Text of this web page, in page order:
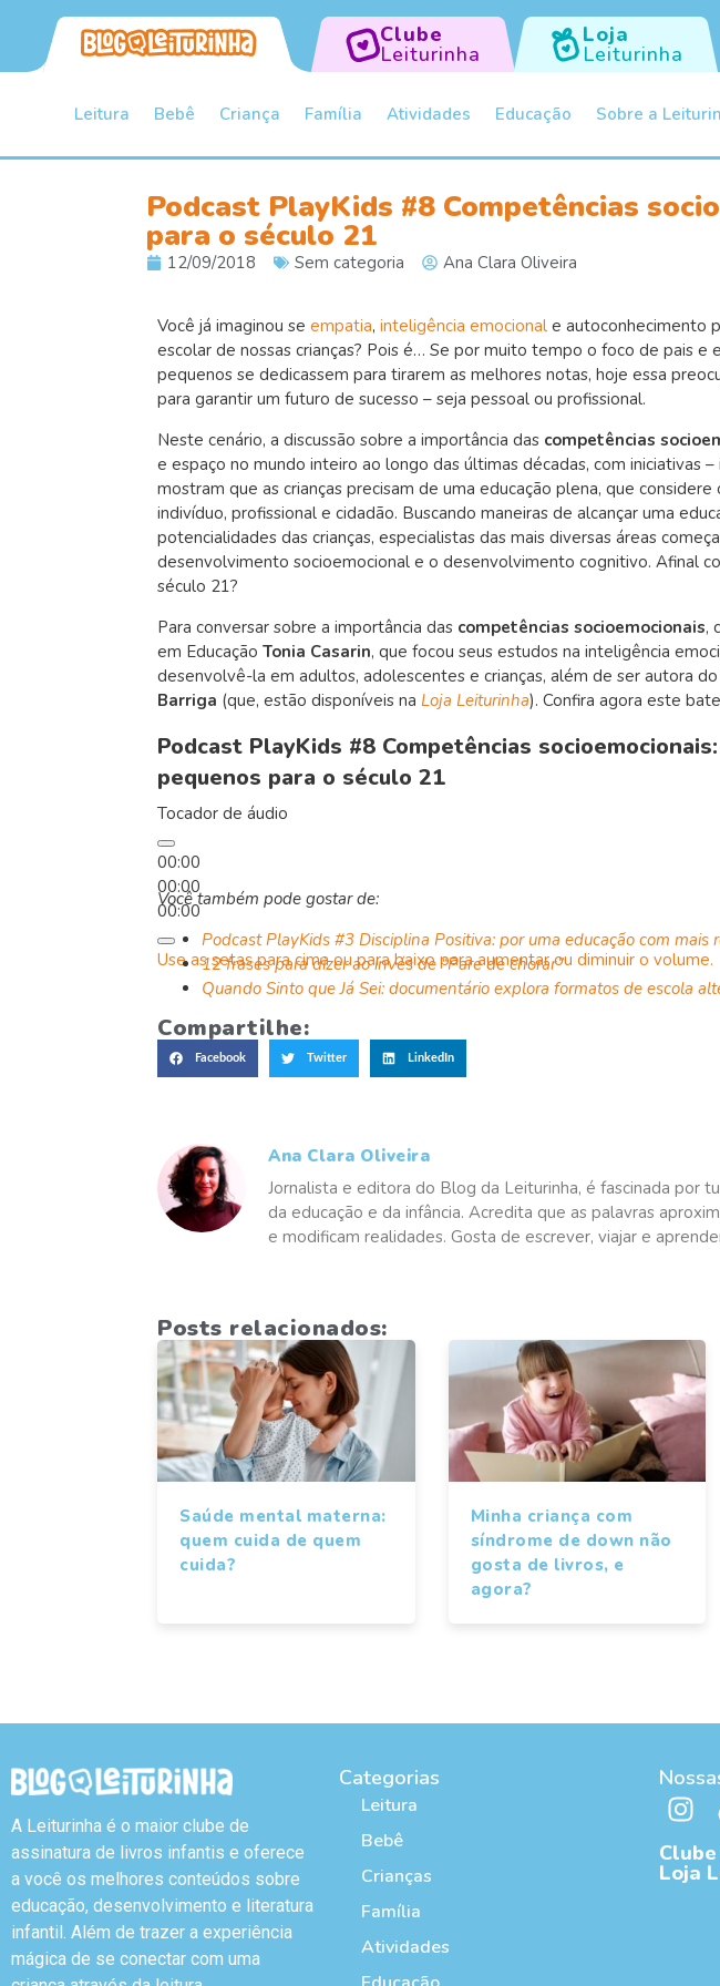
Clube
Leiturinha
Loja
Leiturinha
Leitura Bebê Criança Família Atividades Educação Sobre a
Podcast PlayKids #8 Competências
para o século 21
12/09/2018 Sem categoria Ana Clara Oliveira
Você já imaginou se empatia, inteligência emocional e autoconhecimento
escolar de nossas crianças? Pois é… Se por muito tempo o foco de pais e
pequenos se dedicassem para tirarem as melhores notas, hoje essa
para garantir um futuro de sucesso – seja pessoal ou profissional.
Neste cenário, a discussão sobre a importância das competências
e espaço no mundo inteiro ao longo das últimas décadas, com iniciativas
mostram que as crianças precisam de uma educação plena, que
indivíduo, profissional e cidadão. Buscando maneiras de alcançar uma
potencialidades das crianças, especialistas das mais diversas áreas
desenvolvimento socioemocional e o desenvolvimento cognitivo. Afinal
século 21?
Para conversar sobre a importância das competências socioemocionais,
em Educação Tonia Casarin, que focou seus estudos na inteligência
desenvolvê-la em adultos, adolescentes e crianças, além de ser autora
Barriga (que, estão disponíveis na Loja Leiturinha). Confira agora este
Podcast PlayKids #8 Competências
pequenos para o século 21
Tocador de áudio
00:00
00:00
00:00
Use as setas para cima ou para baixo para aumentar ou diminuir o volume.
Você também pode gostar de:
Podcast PlayKids #3 Disciplina Positiva: por uma educação com mais
12 frases para dizer ao invés de “Pare de chorar”
Quando Sinto que Já Sei: documentário explora formatos de escola
Compartilhe:
Facebook Twitter LinkedIn
Ana Clara Oliveira
Jornalista e editora do Blog da Leiturinha, é fascinada por
da educação e da infância. Acredita que as palavras
e modificam realidades. Gosta de escrever, viajar e
Posts relacionados:
Saúde mental materna:
quem cuida de quem
cuida?
Minha criança com
síndrome de down não
gosta de livros, e
agora?
A Leiturinha é o maior clube de
assinatura de livros infantis e oferece
a você os melhores conteúdos sobre
educação, desenvolvimento e literatura
infantil. Além de trazer a experiência
mágica de se conectar com uma
Categorias
Leitura
Bebê
Crianças
Família
Atividades
Loja